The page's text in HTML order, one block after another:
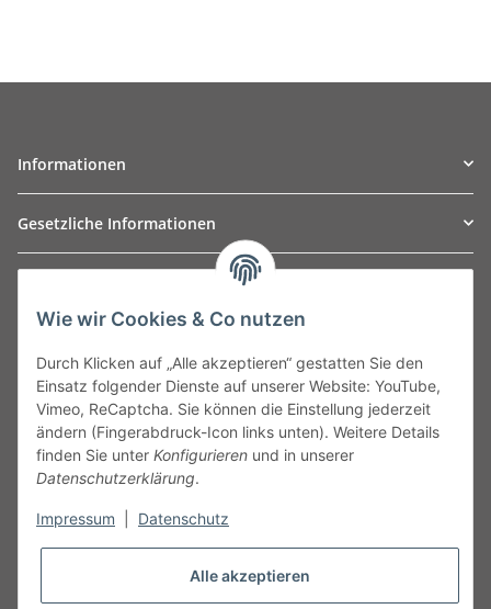
Informationen
Gesetzliche Informationen
Leibnizstraße 2a
Germany
Phone:+49 40 5287270
Fax:+49 40 5281050
Email:sales@tow-automotive.de
Wie wir Cookies & Co nutzen
Durch Klicken auf „Alle akzeptieren“ gestatten Sie den
Einsatz folgender Dienste auf unserer Website: YouTube,
Vimeo, ReCaptcha. Sie können die Einstellung jederzeit
ändern (Fingerabdruck-Icon links unten). Weitere Details
finden Sie unter Konfigurieren und in unserer
Datenschutzerklärung.
Impressum Datenschutz
Alle akzeptieren